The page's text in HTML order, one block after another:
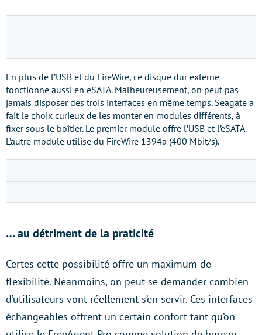
En plus de l’USB et du FireWire, ce disque dur externe
fonctionne aussi en eSATA. Malheureusement, on peut pas
jamais disposer des trois interfaces en même temps. Seagate a
fait le choix curieux de les monter en modules différents, à
fixer sous le boîtier. Le premier module offre l’USB et l’eSATA.
L’autre module utilise du FireWire 1394a (400 Mbit/s).
… au détriment de la praticité
Certes cette possibilité offre un maximum de
flexibilité. Néanmoins, on peut se demander combien
d’utilisateurs vont réellement s’en servir. Ces interfaces
échangeables offrent un certain confort tant qu’on